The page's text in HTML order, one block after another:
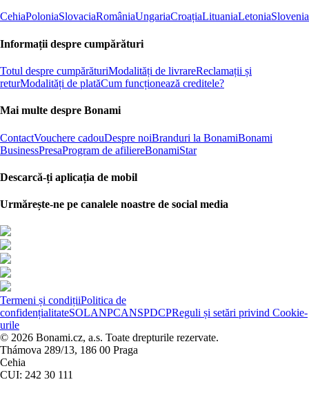
CehiaPoloniaSlovaciaRomâniaUngariaCroațiaLituaniaLetoniaSlovenia
Informații despre cumpărături
Totul despre cumpărăturiModalități de livrareReclamații și
returModalități de platăCum funcționează creditele?
Mai multe despre Bonami
ContactVouchere cadouDespre noiBranduri la BonamiBonami
BusinessPresaProgram de afiliereBonamiStar
Descarcă-ți aplicația de mobil
Urmărește-ne pe canalele noastre de social media
Termeni și condițiiPolitica de
confidențialitateSOLANPCANSPDCPReguli și setări privind Cookie-
urile
© 2026 Bonami.cz, a.s. Toate drepturile rezervate.
Thámova 289/13, 186 00 Praga
Cehia
CUI: 242 30 111